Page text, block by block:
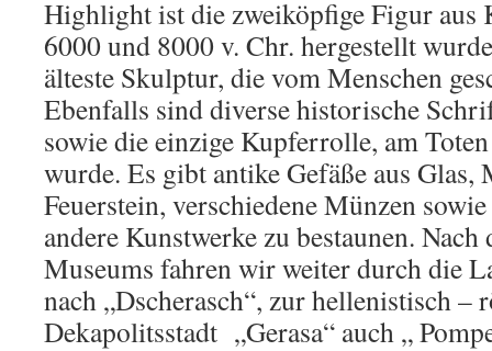
Highlight ist die zweiköpfige Figur aus
6000 und 8000 v. Chr. hergestellt
älteste Skulptur, die vom Menschen
Ebenfalls sind diverse historische
sowie die einzige Kupferrolle, am
wurde. Es gibt antike Gefäße aus
Feuerstein, verschiedene Münzen
andere Kunstwerke zu bestaunen. Nach
Museums fahren wir weiter durch die
nach „Dscherasch“, zur hellenistisch –
Dekapolitsstadt „Gerasa“ auch „